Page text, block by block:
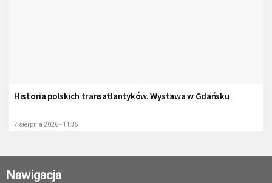
Historia polskich transatlantyków. Wystawa w Gdańsku
7 sierpnia 2026 - 11:35
Nawigacja